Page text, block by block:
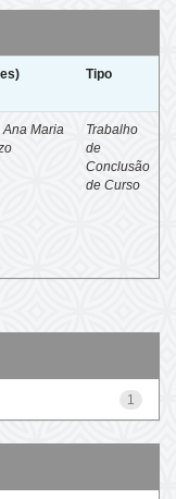
Tipo
Ana Maria
Trabalho
de
Conclusão
de Curso
1